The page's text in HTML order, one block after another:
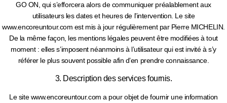
GO ON, qui s’efforcera alors de communiquer préalablement aux
utilisateurs les dates et heures de l’intervention. Le site
www.encoreuntour.com est mis à jour régulièrement par Pierre MICHELIN.
De la même façon, les mentions légales peuvent être modifiées à tout
moment : elles s’imposent néanmoins à l’utilisateur qui est invité à s’y
référer le plus souvent possible afin d’en prendre connaissance.
3. Description des services fournis.
Le site www.encoreuntour.com a pour objet de fournir une information